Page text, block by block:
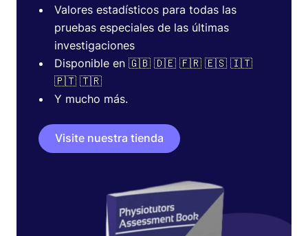
Valores estadísticos para todas las
pruebas especiales de las últimas
investigaciones
Disponible en 🇬🇧 🇩🇪 🇫🇷 🇪🇸 🇮🇹
🇵🇹 🇹🇷
Y mucho más.
Visite nuestra tienda